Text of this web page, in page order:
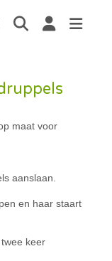
maat voor
aanslaan.
en haar staart
keer